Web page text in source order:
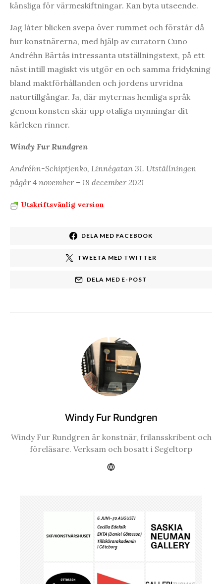
känsliga för värmeskiftningar. Kan byta utseende.
Jag låter blicken svepa över rummet och förstår då
hur konstnärerna, med hjälp av curatorn Cuno
Andréhn Bärtås intressanta utställningstext, på ett
näst intill magiskt vis utgör en och samma fridykning
bland maktförhållanden och jordens urvridna
naturtillgångar. Ja, där myternas hemliga språk
genom konsten skär upp otaliga mynningar dit
kärleken rinner.
Windy Fur Rundgren
Andréhn-Schiptjenko, Linnégatan 31. Utställningen
pågår 4 november – 18 december 2021
Utskriftsvänlig version
DELA MED FACEBOOK
TWEETA MED TWITTER
DELA MED E-POST
Windy Fur Rundgren
Windy Fur Rundgren är konstnär, frilansskribent och
föreläsare. Verksam och bosatt i Segeltorp